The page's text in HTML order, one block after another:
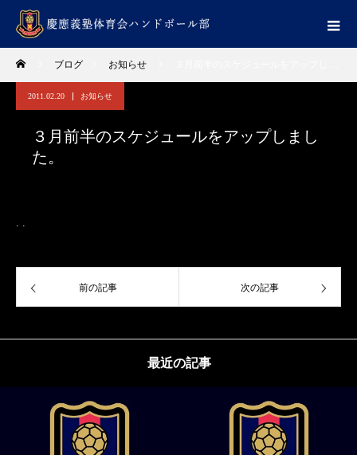
ブログ お知らせ
2011.02.20 お知らせ
３月前半のスケジュールをアップしまし
た。
. .
前の記事 次の記事
最近の記事